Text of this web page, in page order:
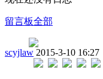
留言板全部
scyjlaw 2015-3-10 16:27